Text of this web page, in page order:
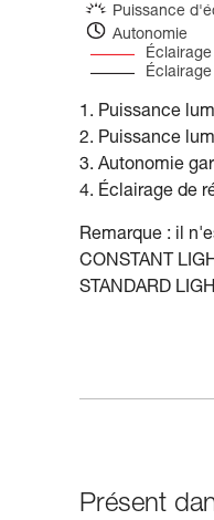
Puissance
Autonomie
Éclairage
Éclairage
1. Puissance
2. Puissance
3. Autonomie
4. Éclairage de
Remarque : il
CONSTANT
STANDARD
Présent